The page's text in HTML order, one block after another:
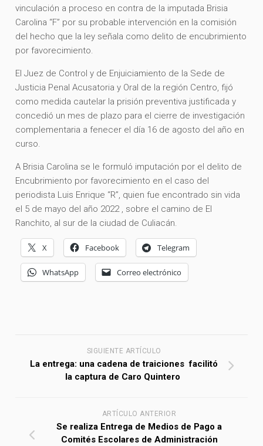
vinculación a proceso en contra de la imputada Brisia
Carolina “F” por su probable intervención en la comisión
del hecho que la ley señala como delito de encubrimiento
por favorecimiento.
El Juez de Control y de Enjuiciamiento de la Sede de
Justicia Penal Acusatoria y Oral de la región Centro, fijó
como medida cautelar la prisión preventiva justificada y
concedió un mes de plazo para el cierre de investigación
complementaria a fenecer el día 16 de agosto del año en
curso.
A Brisia Carolina se le formuló imputación por el delito de
Encubrimiento por favorecimiento en el caso del
periodista Luis Enrique “R”, quien fue encontrado sin vida
el 5 de mayo del año 2022 , sobre el camino de El
Ranchito, al sur de la ciudad de Culiacán.
X Facebook Telegram
WhatsApp Correo electrónico
SIGUIENTE ARTÍCULO
La entrega: una cadena de traiciones facilitó
la captura de Caro Quintero
ARTÍCULO ANTERIOR
Se realiza Entrega de Medios de Pago a
Comités Escolares de Administración